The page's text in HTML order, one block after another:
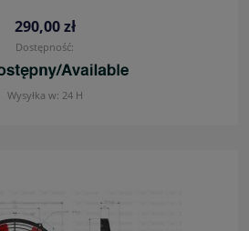
290,00 zł
Dostępność:
Wysyłka w: 24 H